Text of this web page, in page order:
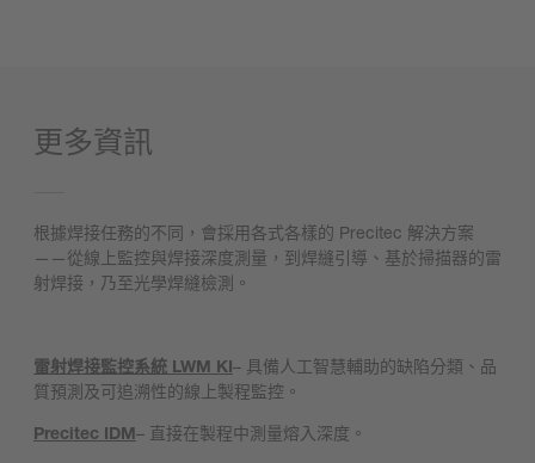
更多資訊
根據焊接任務的不同，會採用各式各樣的 Precitec 解決方案
——從線上監控與焊接深度測量，到焊縫引導、基於掃描器的雷
射焊接，乃至光學焊縫檢測。
雷射焊接監控系統 LWM KI– 具備人工智慧輔助的缺陷分類、品
質預測及可追溯性的線上製程監控。
Precitec IDM– 直接在製程中測量熔入深度。